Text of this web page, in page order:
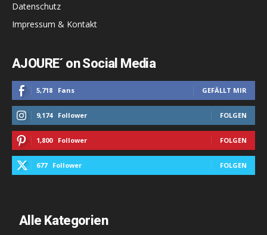
Datenschutz
Impressum & Kontakt
AJOURE´ on Social Media
5,718 Fans GEFÄLLT MIR
9,174 Follower FOLGEN
1,800 Follower FOLGEN
677 Follower FOLGEN
Alle Kategorien